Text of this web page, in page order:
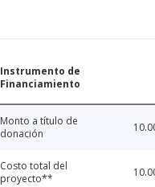
Instrumento de
Financiamiento
Monto a título de
donación
Costo total del
proyecto**